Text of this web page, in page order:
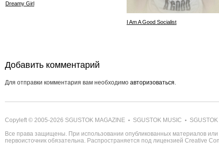
Dreamy Girl
I Am A Good Socialist
Добавить комментарий
Для отправки комментария вам необходимо авторизоваться.
Copyleft © 2005-2026 SGUSTOK MAGAZINE • SGUSTOK MUSIC •
Все права защищены. При использовании опубликованных материалов
первоисточник обязательна. Распространяется под лицензией Creative